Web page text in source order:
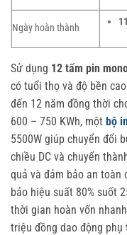
Ngày hoàn thành
Sử dụng 12 tấm pin
có tuổi thọ và độ bền
đến 12 năm đồng thời
600 – 750 KWh, một bộ
5500W giúp chuyển đổi
chiều DC và chuyển
quả và đảm bảo an toàn
bảo hiệu suất 80% suốt
thời gian hoàn vốn
triệu đồng dao động